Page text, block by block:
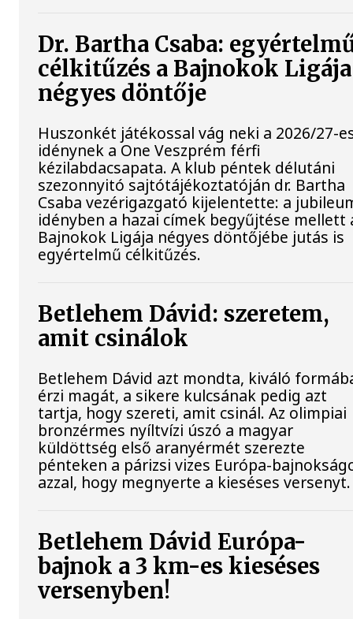
Dr. Bartha Csaba:
célkitűzés a Bajnokok Ligája
négyes döntője
Huszonkét játékossal vág neki a 2026/27-
idénynek a One Veszprém férfi
kézilabdacsapata. A klub péntek délutáni
szezonnyitó sajtótájékoztatóján dr. Bartha
Csaba vezérigazgató kijelentette: a
idényben a hazai címek begyűjtése mellett
Bajnokok Ligája négyes döntőjébe jutás is
egyértelmű célkitűzés.
Betlehem Dávid: szeretem,
amit csinálok
Betlehem Dávid azt mondta, kiváló
érzi magát, a sikere kulcsának pedig azt
tartja, hogy szereti, amit csinál. Az olimpiai
bronzérmes nyíltvízi úszó a magyar
küldöttség első aranyérmét szerezte
pénteken a párizsi vizes Európa-
azzal, hogy megnyerte a kieséses versenyt.
Betlehem Dávid Európa-
bajnok a 3 km-es kieséses
versenyben!